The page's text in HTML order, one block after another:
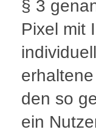
§ 3
Pixel mit
den so
ein